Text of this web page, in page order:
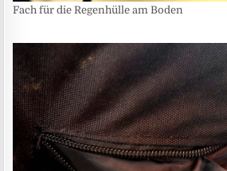
Fach für die Regenhülle am Boden